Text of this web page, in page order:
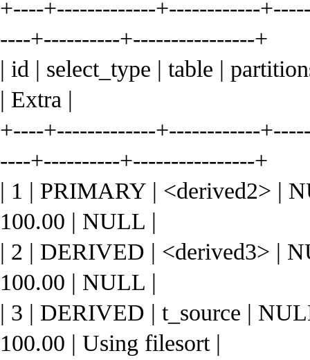
+----+-------------+------------
----+----------+----------------+
| id | select_type | table |
| Extra |
+----+-------------+------------
----+----------+----------------+
| 1 | PRIMARY | <derived2> |
100.00 | NULL |
| 2 | DERIVED | <derived3> |
100.00 | NULL |
| 3 | DERIVED | t_source |
100.00 | Using filesort |